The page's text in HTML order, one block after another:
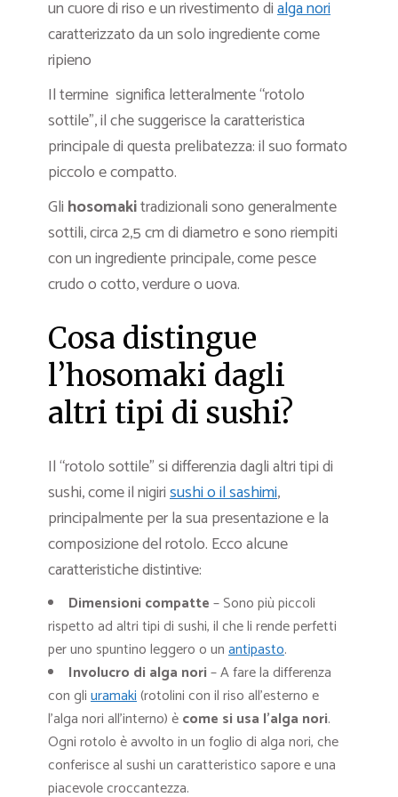
un cuore di riso e un rivestimento dialga nori
caratterizzato da un solo ingrediente come
ripieno
Il termine significa letteralmente “rotolo
sottile”, il che suggerisce la caratteristica
principale di questa prelibatezza: il suo formato
piccolo e compatto.
Gli hosomakitradizionali sono generalmente
sottili, circa 2,5 cm di diametro e sono riempiti
con un ingrediente principale, come pesce
crudo o cotto, verdure o uova.
Cosa distingue
l’hosomaki dagli
altri tipi di sushi?
Il “rotolo sottile” si differenzia dagli altri tipi di
sushi, come il nigirisushi o il sashimi,
principalmente per la sua presentazione e la
composizione del rotolo. Ecco alcune
caratteristiche distintive:
Dimensioni compatte– Sono più piccoli
rispetto ad altri tipi di sushi, il che li rende perfetti
per uno spuntino leggero o unantipasto.
Involucro di alga nori– A fare la differenza
con gliuramaki(rotolini con il riso all’esterno e
l’alga nori all’interno) ècome si usa l’alga nori.
Ogni rotolo è avvolto in un foglio di alga nori, che
conferisce al sushi un caratteristico sapore e una
piacevole croccantezza.